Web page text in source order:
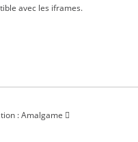
avec les iframes.
: Amalgame